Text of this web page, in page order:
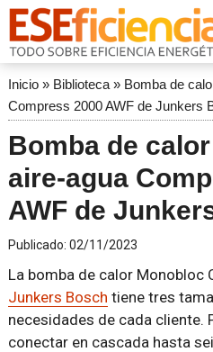
Inicio» Biblioteca» Bomba de
Compress 2000 AWF de Junkers
Bomba de
aire-agua
AWF de
Publicado: 02/11/2023
La bomba de calor Monobloc
Junkers Bosch tiene tres
necesidades de cada cliente.
conectar en cascada hasta